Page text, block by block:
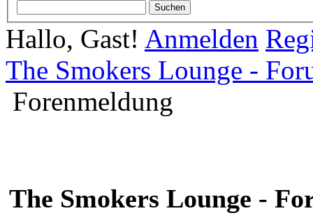
Hallo, Gast! Anmelden
The Smokers Lounge -
Forenmeldung
The Smokers Lounge -